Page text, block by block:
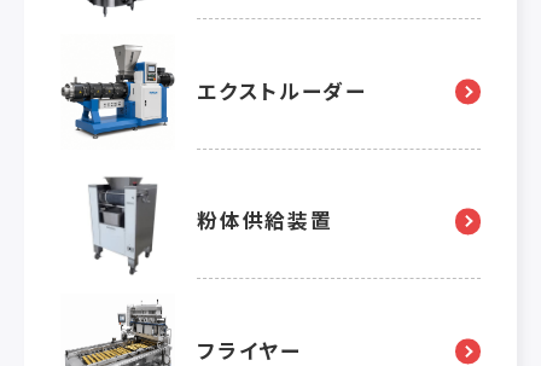
エクストルーダー
粉体供給装置
フライヤー